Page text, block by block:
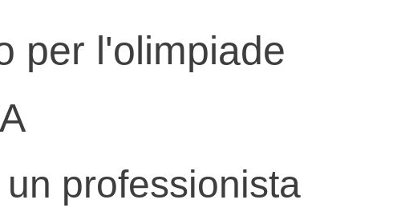
per l'olimpiade
professionista